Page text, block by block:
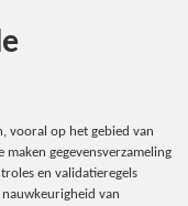
vooral op het gebied van
gegevensverzameling
en validatieregels
van